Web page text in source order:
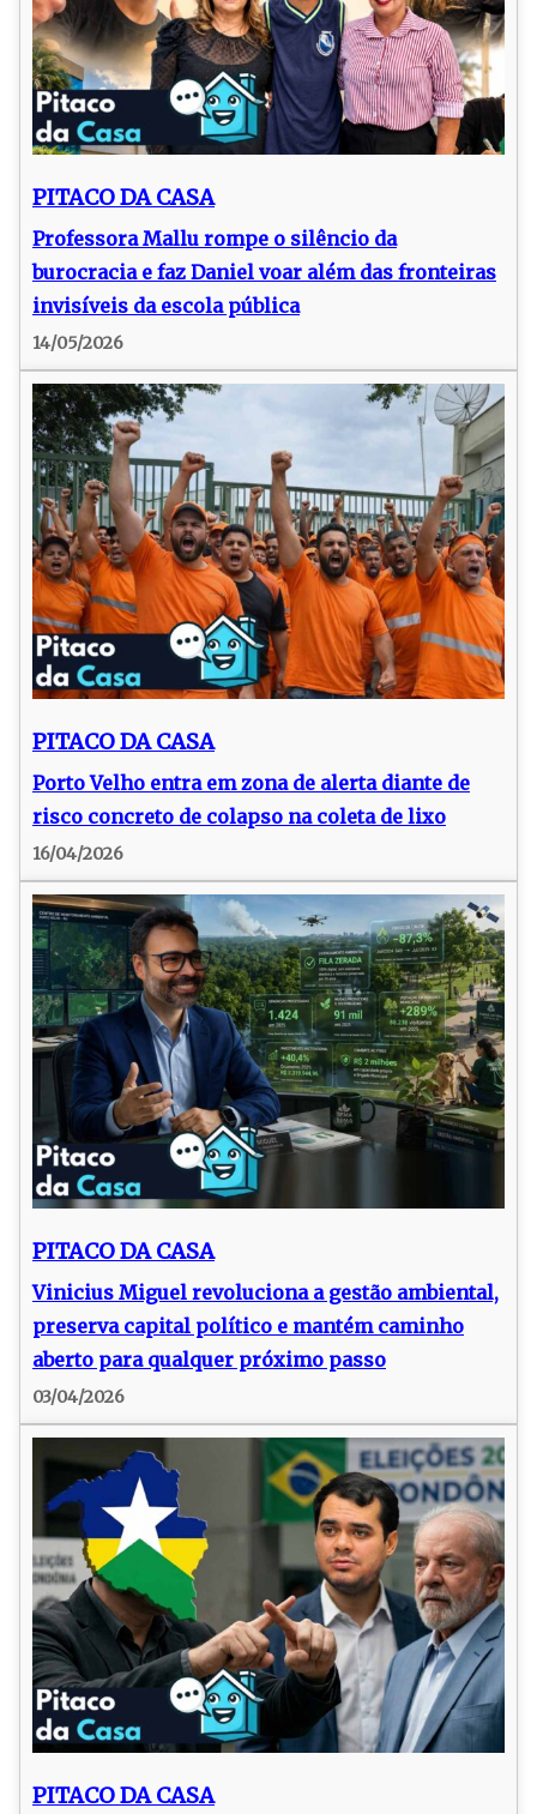
PITACO DA CASA
Professora Mallu rompe o silêncio da
burocracia e faz Daniel voar além das fronteiras
invisíveis da escola pública
14/05/2026
PITACO DA CASA
Porto Velho entra em zona de alerta diante de
risco concreto de colapso na coleta de lixo
16/04/2026
PITACO DA CASA
Vinicius Miguel revoluciona a gestão ambiental,
preserva capital político e mantém caminho
aberto para qualquer próximo passo
03/04/2026
PITACO DA CASA